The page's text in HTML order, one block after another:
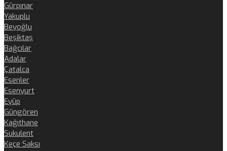
Gürpınar
Yakuplu
Beyoğlu
Beşiktaş
Bağcılar
Adalar
Çatalca
Esenler
Esenyurt
Eyüp
Güngören
Kağıthane
Sukulent
Keçe Saksı